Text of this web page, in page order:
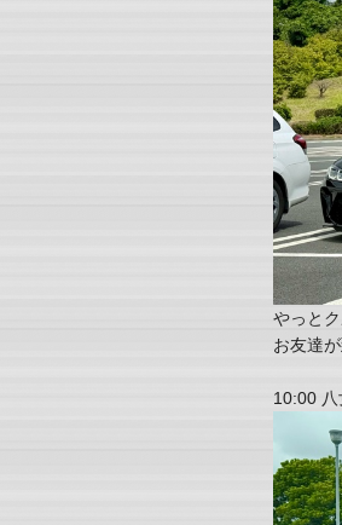
やっと
お友達
10:00 八